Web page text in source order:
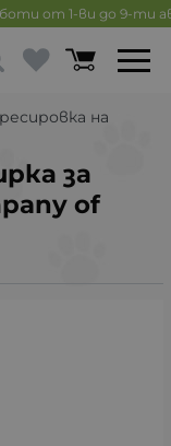
от 1-ви до 9-ти
на
за
of